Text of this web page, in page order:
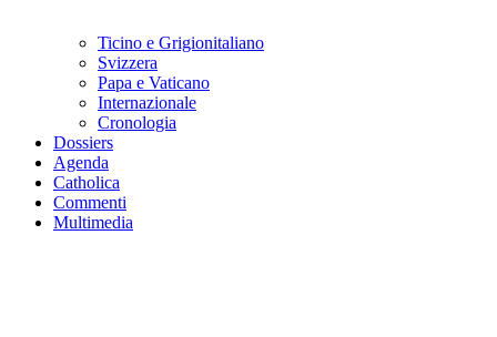
Ticino e Grigionitaliano
Svizzera
Papa e Vaticano
Internazionale
Cronologia
Dossiers
Agenda
Catholica
Commenti
Multimedia